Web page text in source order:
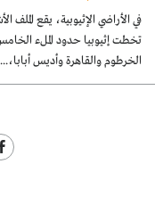
في الأراضي الإثيوبية، يقع
تخطت إثيوبيا حدود الملء
الخرطوم والقاهرة وأديس أبابا،...